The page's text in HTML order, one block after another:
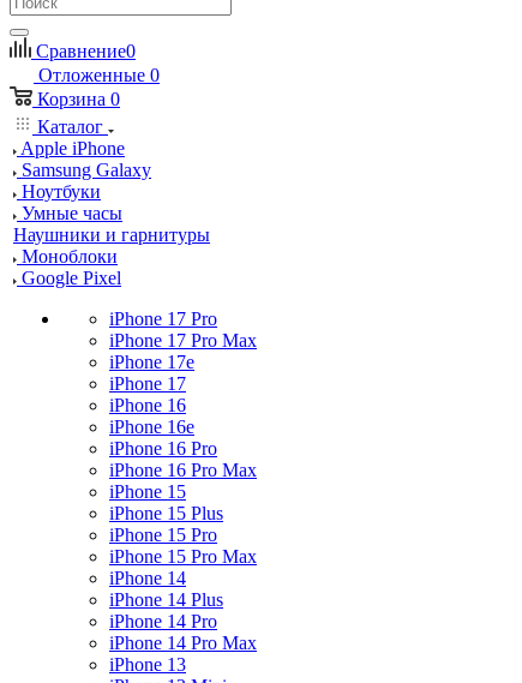
Сравнение0
Отложенные 0
Корзина 0
Каталог
Apple iPhone
Samsung Galaxy
Ноутбуки
Умные часы
Наушники и гарнитуры
Моноблоки
Google Pixel
iPhone 17 Pro
iPhone 17 Pro Max
iPhone 17e
iPhone 17
iPhone 16
iPhone 16e
iPhone 16 Pro
iPhone 16 Pro Max
iPhone 15
iPhone 15 Plus
iPhone 15 Pro
iPhone 15 Pro Max
iPhone 14
iPhone 14 Plus
iPhone 14 Pro
iPhone 14 Pro Max
iPhone 13